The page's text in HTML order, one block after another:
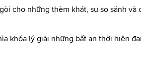
cho những thèm khát, sự so sánh và
khóa lý giải những bất an thời hiện